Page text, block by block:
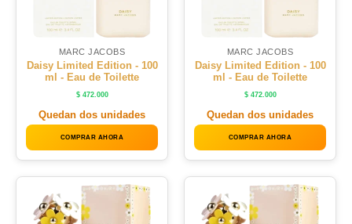
MARC JACOBS
Daisy Limited Edition - 100
ml - Eau de Toilette
$472.000
Quedan dos unidades
COMPRAR AHORA
MARC JACOBS
Daisy Limited Edition - 100
ml - Eau de Toilette
$472.000
Quedan dos unidades
COMPRAR AHORA